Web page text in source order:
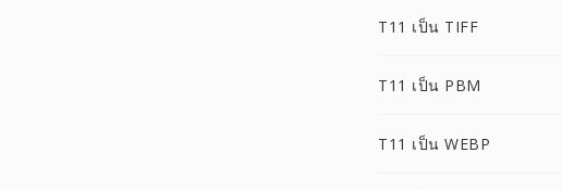
T11 เป็น TIFF
T11 เป็น PBM
T11 เป็น WEBP